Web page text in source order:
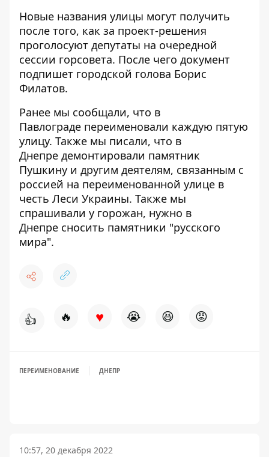
Новые названия улицы могут получить
после того, как за проект-решения
проголосуют депутаты на очередной
сессии горсовета. После чего документ
подпишет городской голова Борис
Филатов.
Ранее мы сообщали, что в
Павлограде переименовали каждую пятую
улицу. Также мы писали, что в
Днепре демонтировали памятник
Пушкину и другим деятелям, связанным с
россией на переименованной улице в
честь Леси Украины. Также мы
спрашивали у горожан, нужно в
Днепре сносить памятники "русского
мира".
👍 🔥 ♥ 😭 😆 😡
ПЕРЕИМЕНОВАНИЕ ДНЕПР
10:57, 20 декабря 2022